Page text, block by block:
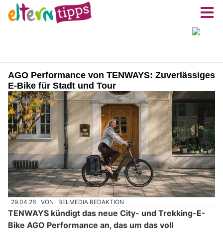
AGO Performance von TENWAYS: Zuverlässiges
E-Bike für Stadt und Tour
29.04.26 VON BELMEDIA REDAKTION
TENWAYS kündigt das neue City- und Trekking-E-
Bike AGO Performance an, das um das voll